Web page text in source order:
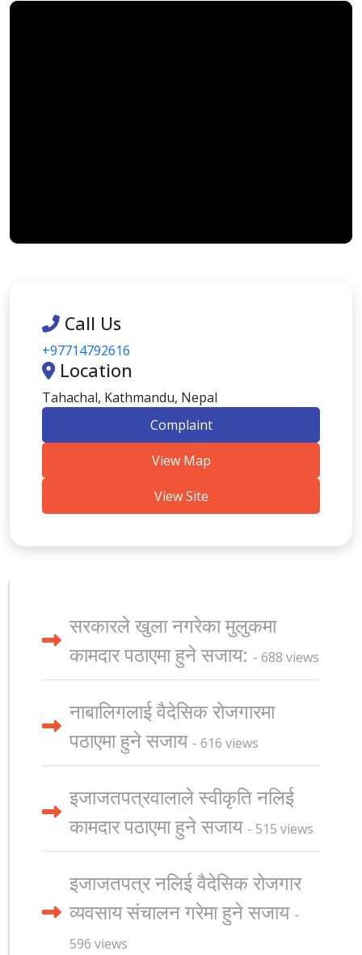
Call Us
+97714792616
Location
Tahachal, Kathmandu, Nepal
Complaint
View Map
View Site
सरकारले खुला नगरेका मुलुकमा
कामदार पठाएमा हुने सजाय: - 688 views
नाबालिगलाई वैदेसिक रोजगारमा
पठाएमा हुने सजाय - 616 views
इजाजतपत्रवालाले स्वीकृति नलिई
कामदार पठाएमा हुने सजाय - 515 views
इजाजतपत्र नलिई वैदेसिक रोजगार
व्यवसाय संचालन गरेमा हुने सजाय -
596 views